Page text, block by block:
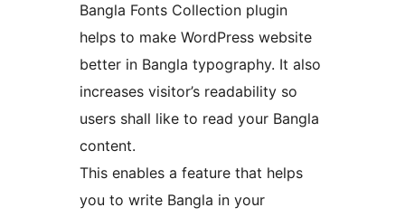
Bangla Fonts Collection plugin
helps to make WordPress website
better in Bangla typography. It also
increases visitor’s readability so
users shall like to read your Bangla
content.
This enables a feature that helps
you to write Bangla in your